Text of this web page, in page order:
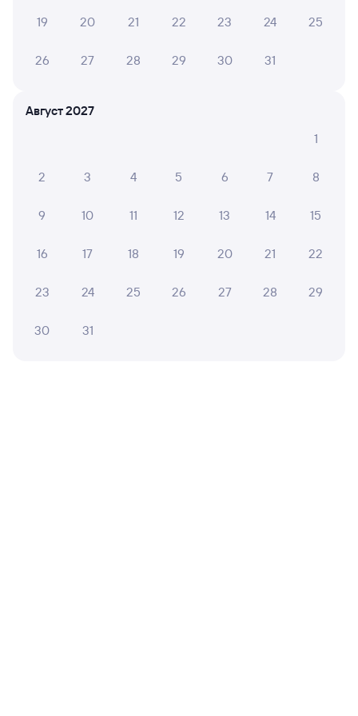
Купить жд билеты Вологда
19 20 21 22 23 24 25
26 27 28 29 30 31
Август 2027
1
2 3 4 5 6 7 8
9 10 11 12 13 14 15
16 17 18 19 20 21 22
23 24 25 26 27 28 29
30 31